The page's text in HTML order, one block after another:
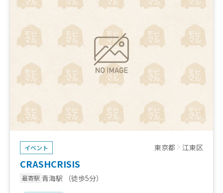
イベント 東京都 江東区
CRASHCRISIS
最寄駅 青海駅 （徒歩5分）